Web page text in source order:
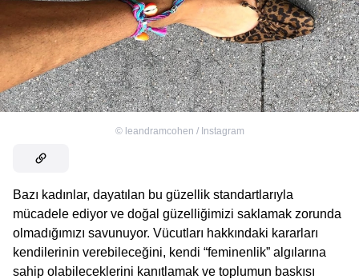
© leandramcohen / Instagram
Bazı kadınlar, dayatılan bu güzellik standartlarıyla
mücadele ediyor ve doğal güzelliğimizi saklamak zorunda
olmadığımızı savunuyor. Vücutları hakkındaki kararları
kendilerinin verebileceğini, kendi “feminenlik” algılarına
sahip olabileceklerini kanıtlamak ve toplumun baskısı